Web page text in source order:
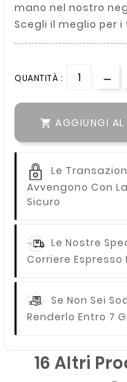
mano nel nostro
Scegli il meglio per
QUANTITÀ :
 AGGIUNGI AL
Le
Avvengono Con
Sicuro
Le Nostre
Corriere
Se Non Sei
Renderlo Entro 7
16 Altri